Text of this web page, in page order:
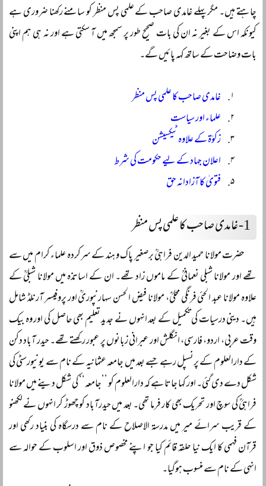
چاہتے ہیں۔ مگر پہلے غامدی صاحب کے علمی پس منظر کو سامنے رکھنا ضروری ہے
کیونکہ اس کے بغیر نہ ان کی بات صحیح طور پر سمجھ میں آ سکتی ہے اور نہ ہی ہم اپنی
بات وضاحت کے ساتھ کہہ پائیں گے۔
غامدی صاحب کا علمی پس منظر
علماء اور سیاست
زکوٰۃ کے علاوہ ٹیکسیشن
اعلان جہاد کے لیے حکومت کی شرط
فتویٰ کا آزادانہ حق
1- غامدی صاحب کا علمی پس منظر
حضرت مولانا حمید الدین فراہیؒ برصغیر پاک و ہند کے سرکردہ علماء کرام میں سے
تھے اور مولانا شبلی نعمانیؒ کے ماموں زاد تھے۔ ان کے اساتذہ میں مولانا شبلیؒ کے
علاوہ مولانا عبد الحئی فرنگی محلیؒ، مولانا فیض الحسن سہارنپوریؒ اور پروفیسر آرنلڈ شامل
ہیں۔ دینی درسیات کی تکمیل کے بعد انہوں نے جدید تعلیم بھی حاصل کی اور وہ بیک
وقت عربی، اردو، فارسی، انگلش اور عبرانی زبانوں پر عبور رکھتے تھے۔ حیدر آباد دکن
کے دارالعلوم کے پرنسپل رہے جسے بعد میں جامعہ عثمانیہ کے نام سے یونیورسٹی کی
شکل دے دی گئی۔ اور کہا جاتا ہے کہ دارالعلوم کو ’’جامعہ‘‘ کی شکل دینے میں مولانا
فراہیؒ کی سوچ اور تحریک بھی کار فرما تھی۔ بعد میں حیدرآباد کو چھوڑ کر انہوں نے لکھنو
کے قریب سرائے میر میں مدرسۃ الاصلاح کے نام سے درسگاہ کی بنیاد رکھی اور
قرآن فہمی کا ایک نیا حلقہ قائم کیا جو اپنے مخصوص ذوق اور اسلوب کے حوالہ سے
انہی کے نام سے منسوب ہوگیا۔